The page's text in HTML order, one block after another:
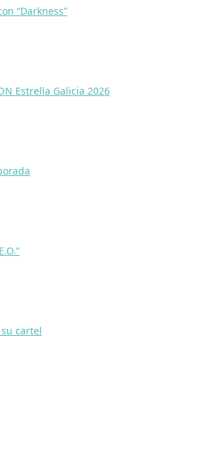
“Darkness”
Estrella Galicia 2026
cartel